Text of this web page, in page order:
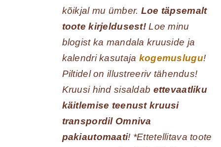
kõikjal mu ümber. Loe täpsemalt
toote kirjeldusest!Loe minu
blogist ka mandala kruuside ja
kalendri kasutaja kogemuslugu!
Piltidel on illustreeriv tähendus!
Kruusi hind sisaldab ettevaatliku
käitlemise teenust kruusi
transpordil Omniva
pakiautomaati! *Ettetellitava toote